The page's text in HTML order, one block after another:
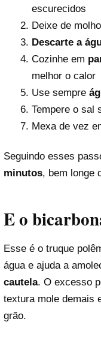
escurecidos
Deixe de
Descarte a
Cozinhe em
melhor o calor
Use sempre
Tempere o sal
Mexa de vez
Seguindo esses
minutos, bem longe
E o
Esse é o truque
água e ajuda a
cautela. O excesso
textura mole demais
grão.